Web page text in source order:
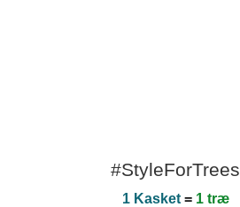
#StyleForTrees
1 Kasket= 1 træ